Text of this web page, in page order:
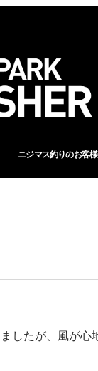
ニジマス釣りのお客
したが、風が心